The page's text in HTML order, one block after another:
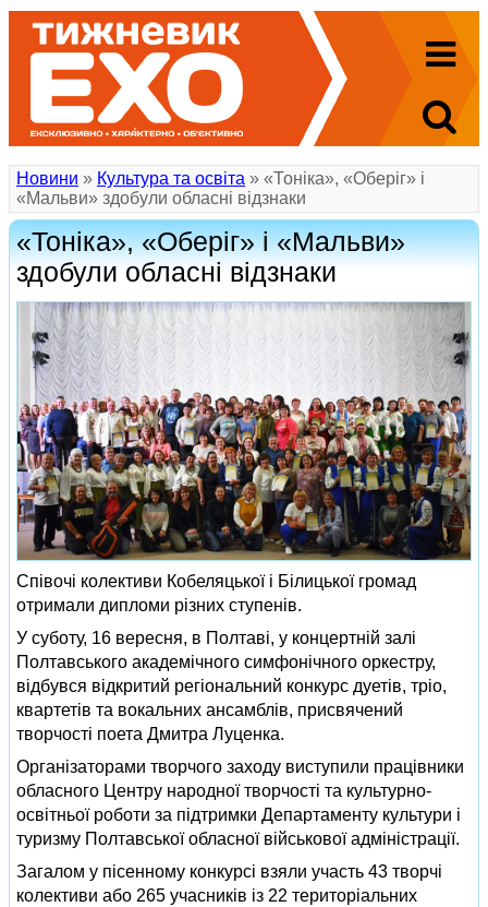
Новини » Культура та освіта » «Тоніка», «Оберіг» і
«Мальви» здобули обласні відзнаки
«Тоніка», «Оберіг» і «Мальви»
здобули обласні відзнаки
Співочі колективи Кобеляцької і Білицької громад
отримали дипломи різних ступенів.
У суботу, 16 вересня, в Полтаві, у концертній залі
Полтавського академічного симфонічного оркестру,
відбувся відкритий регіональний конкурс дуетів, тріо,
квартетів та вокальних ансамблів, присвячений
творчості поета Дмитра Луценка.
Організаторами творчого заходу виступили працівники
обласного Центру народної творчості та культурно-
освітньої роботи за підтримки Департаменту культури і
туризму Полтавської обласної військової адміністрації.
Загалом у пісенному конкурсі взяли участь 43 творчі
колективи або 265 учасників із 22 територіальних